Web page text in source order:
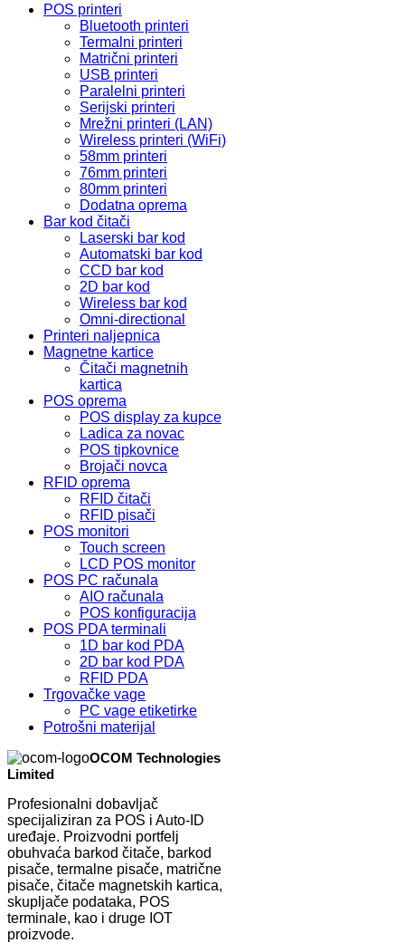
POS printeri
Bluetooth printeri
Termalni printeri
Matrični printeri
USB printeri
Paralelni printeri
Serijski printeri
Mrežni printeri (LAN)
Wireless printeri (WiFi)
58mm printeri
76mm printeri
80mm printeri
Dodatna oprema
Bar kod čitači
Laserski bar kod
Automatski bar kod
CCD bar kod
2D bar kod
Wireless bar kod
Omni-directional
Printeri naljepnica
Magnetne kartice
Čitači magnetnih
kartica
POS oprema
POS display za kupce
Ladica za novac
POS tipkovnice
Brojači novca
RFID oprema
RFID čitači
RFID pisači
POS monitori
Touch screen
LCD POS monitor
POS PC računala
AIO računala
POS konfiguracija
POS PDA terminali
1D bar kod PDA
2D bar kod PDA
RFID PDA
Trgovačke vage
PC vage etiketirke
Potrošni materijal
OCOM Technologies
Limited
Profesionalni dobavljač
specijaliziran za POS i Auto-ID
uređaje. Proizvodni portfelj
obuhvaća barkod čitače, barkod
pisače, termalne pisače, matrične
pisače, čitače magnetskih kartica,
skupljače podataka, POS
terminale, kao i druge IOT
proizvode.